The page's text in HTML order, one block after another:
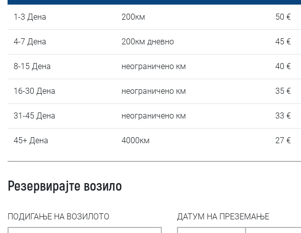
1-3 Дена 200км 50 €
4-7 Дена 200км дневно 45 €
8-15 Дена неограничено км 40 €
16-30 Дена неограничено км 35 €
31-45 Дена неограничено км 33 €
45+ Дена 4000км 27 €
Резервирајте возило
ПОДИГАЊЕ НА ВОЗИЛОТО ДАТУМ НА ПРЕЗЕМАЊЕ